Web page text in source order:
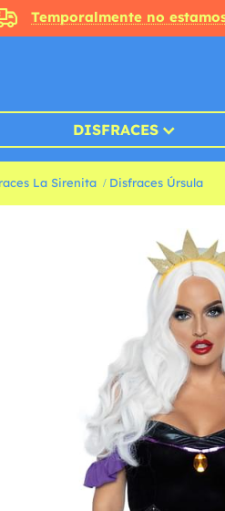
Temporalmente no
DISFRACES
La Sirenita Disfraces Úrsula